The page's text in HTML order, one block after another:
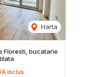
Harta
Floresti, bucatarie
inclus